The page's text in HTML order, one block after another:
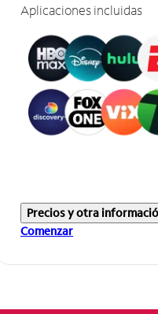
Aplicaciones incluidas
Precios y otra
Comenzar